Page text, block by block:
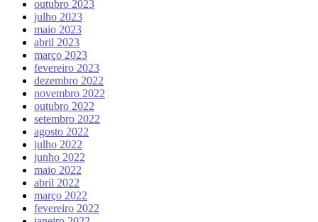
outubro 2023
julho 2023
maio 2023
abril 2023
março 2023
fevereiro 2023
dezembro 2022
novembro 2022
outubro 2022
setembro 2022
agosto 2022
julho 2022
junho 2022
maio 2022
abril 2022
março 2022
fevereiro 2022